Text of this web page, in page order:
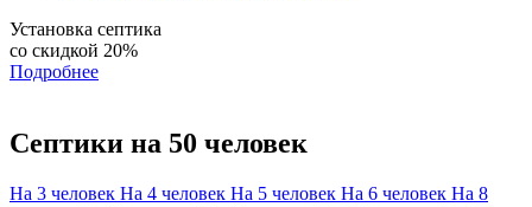
Установка септика
со скидкой 20%
Подробнее
Септики на 50 человек
На 3 человек На 4 человек На 5 человек На 6 человек На 8